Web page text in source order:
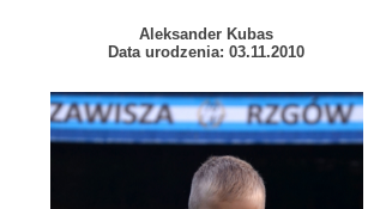
Aleksander Kubas
Data urodzenia: 03.11.2010